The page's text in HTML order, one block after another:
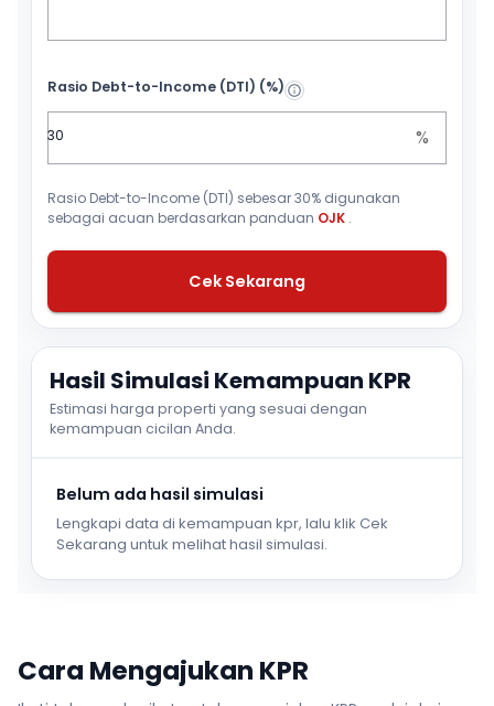
Rasio Debt-to-Income (DTI) (%)
%
Rasio Debt-to-Income (DTI) sebesar 30% digunakan
sebagai acuan berdasarkan panduan OJK .
Cek Sekarang
Hasil Simulasi Kemampuan KPR
Estimasi harga properti yang sesuai dengan
kemampuan cicilan Anda.
Belum ada hasil simulasi
Lengkapi data di kemampuan kpr, lalu klik Cek
Sekarang untuk melihat hasil simulasi.
Cara Mengajukan KPR